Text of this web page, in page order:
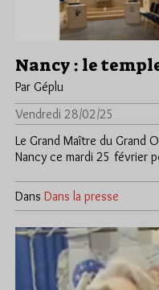
Nancy : le
Par Géplu
Vendredi 28/02/25
Le Grand Maître du Grand
Nancy ce mardi 25 février
Dans Dans la presse